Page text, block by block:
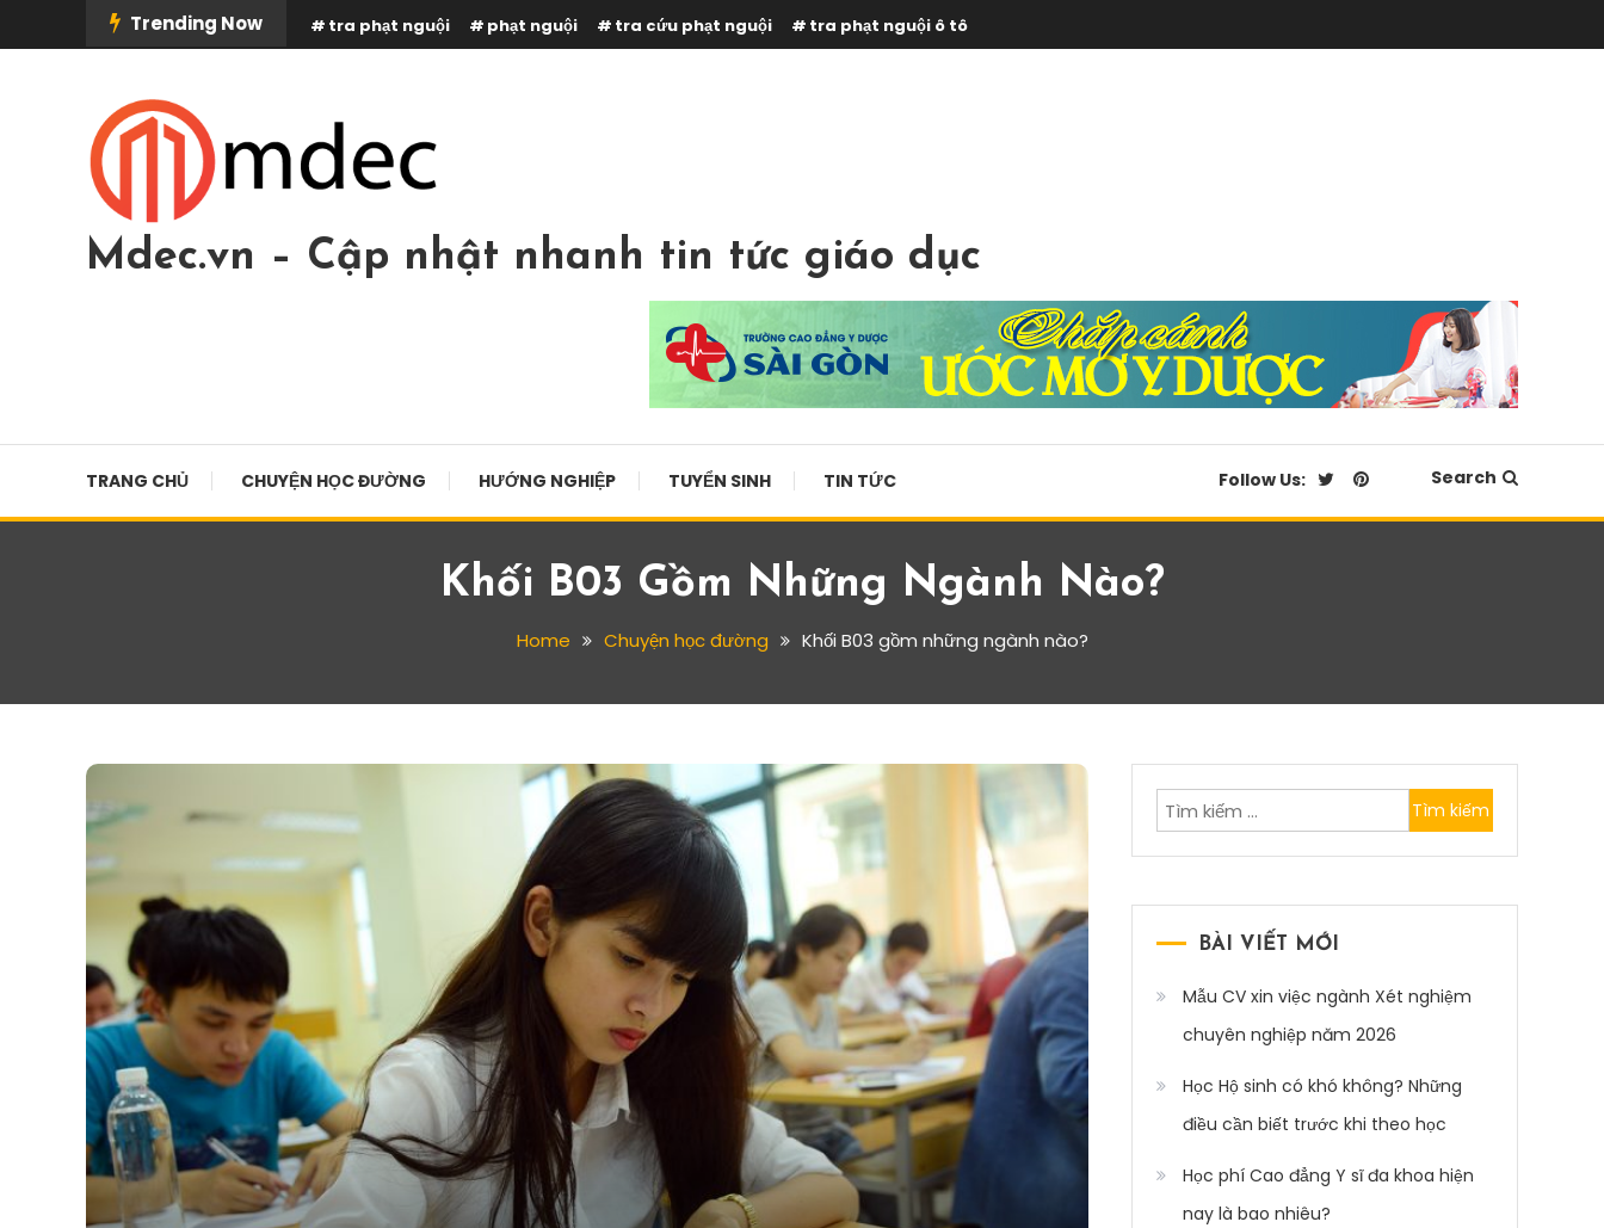
To
Trending Now tra phạt nguội phạt nguội tra cứu phạt nguội tra phạt nguội ô tô
Mdec.vn – Cập nhật nhanh tin tức giáo dục
TRANG CHỦ CHUYỆN HỌC ĐƯỜNG HƯỚNG NGHIỆP TUYỂN SINH TIN TỨC Follow Us: Search
Khối B03 Gồm Những Ngành Nào?
Home Chuyện học đường Khối B03 gồm những ngành nào?
Tìm
kiếm
BÀI VIẾT MỚI
Mẫu CV xin việc ngành Xét nghiệm
chuyên nghiệp năm 2026
Học Hộ sinh có khó không? Những
điều cần biết trước khi theo học
Học phí Cao đẳng Y sĩ đa khoa hiện
nay là bao nhiêu?